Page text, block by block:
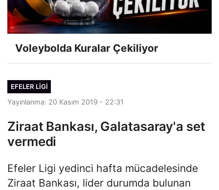
Voleybolda Kuralar Çekiliyor
EFELER LIGI
Yayınlanma: 20 Kasım 2019 - 22:31
Ziraat Bankası, Galatasaray'a set
vermedi
Efeler Ligi yedinci hafta mücadelesinde
Ziraat Bankası, lider durumda bulunan